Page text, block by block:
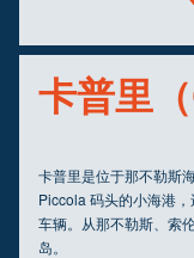
卡普里
卡普里是位于那不勒斯
Piccola 码头的小海港
车辆。从那不勒斯、索
岛。